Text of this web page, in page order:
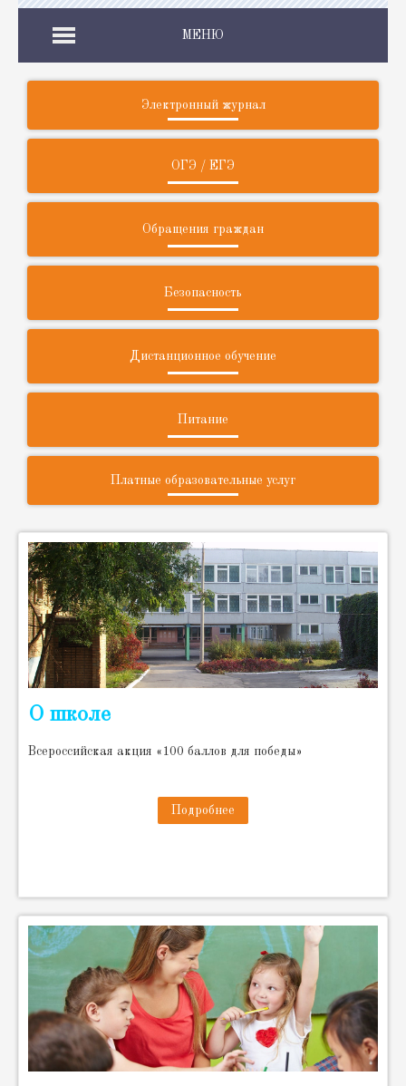
МЕНЮ
Электронный журнал
ОГЭ / ЕГЭ
Обращения граждан
Безопасность
Дистанционное обучение
Питание
Платные образовательные услуг
О школе
Всероссийская акция «100 баллов для победы»
Подробнее